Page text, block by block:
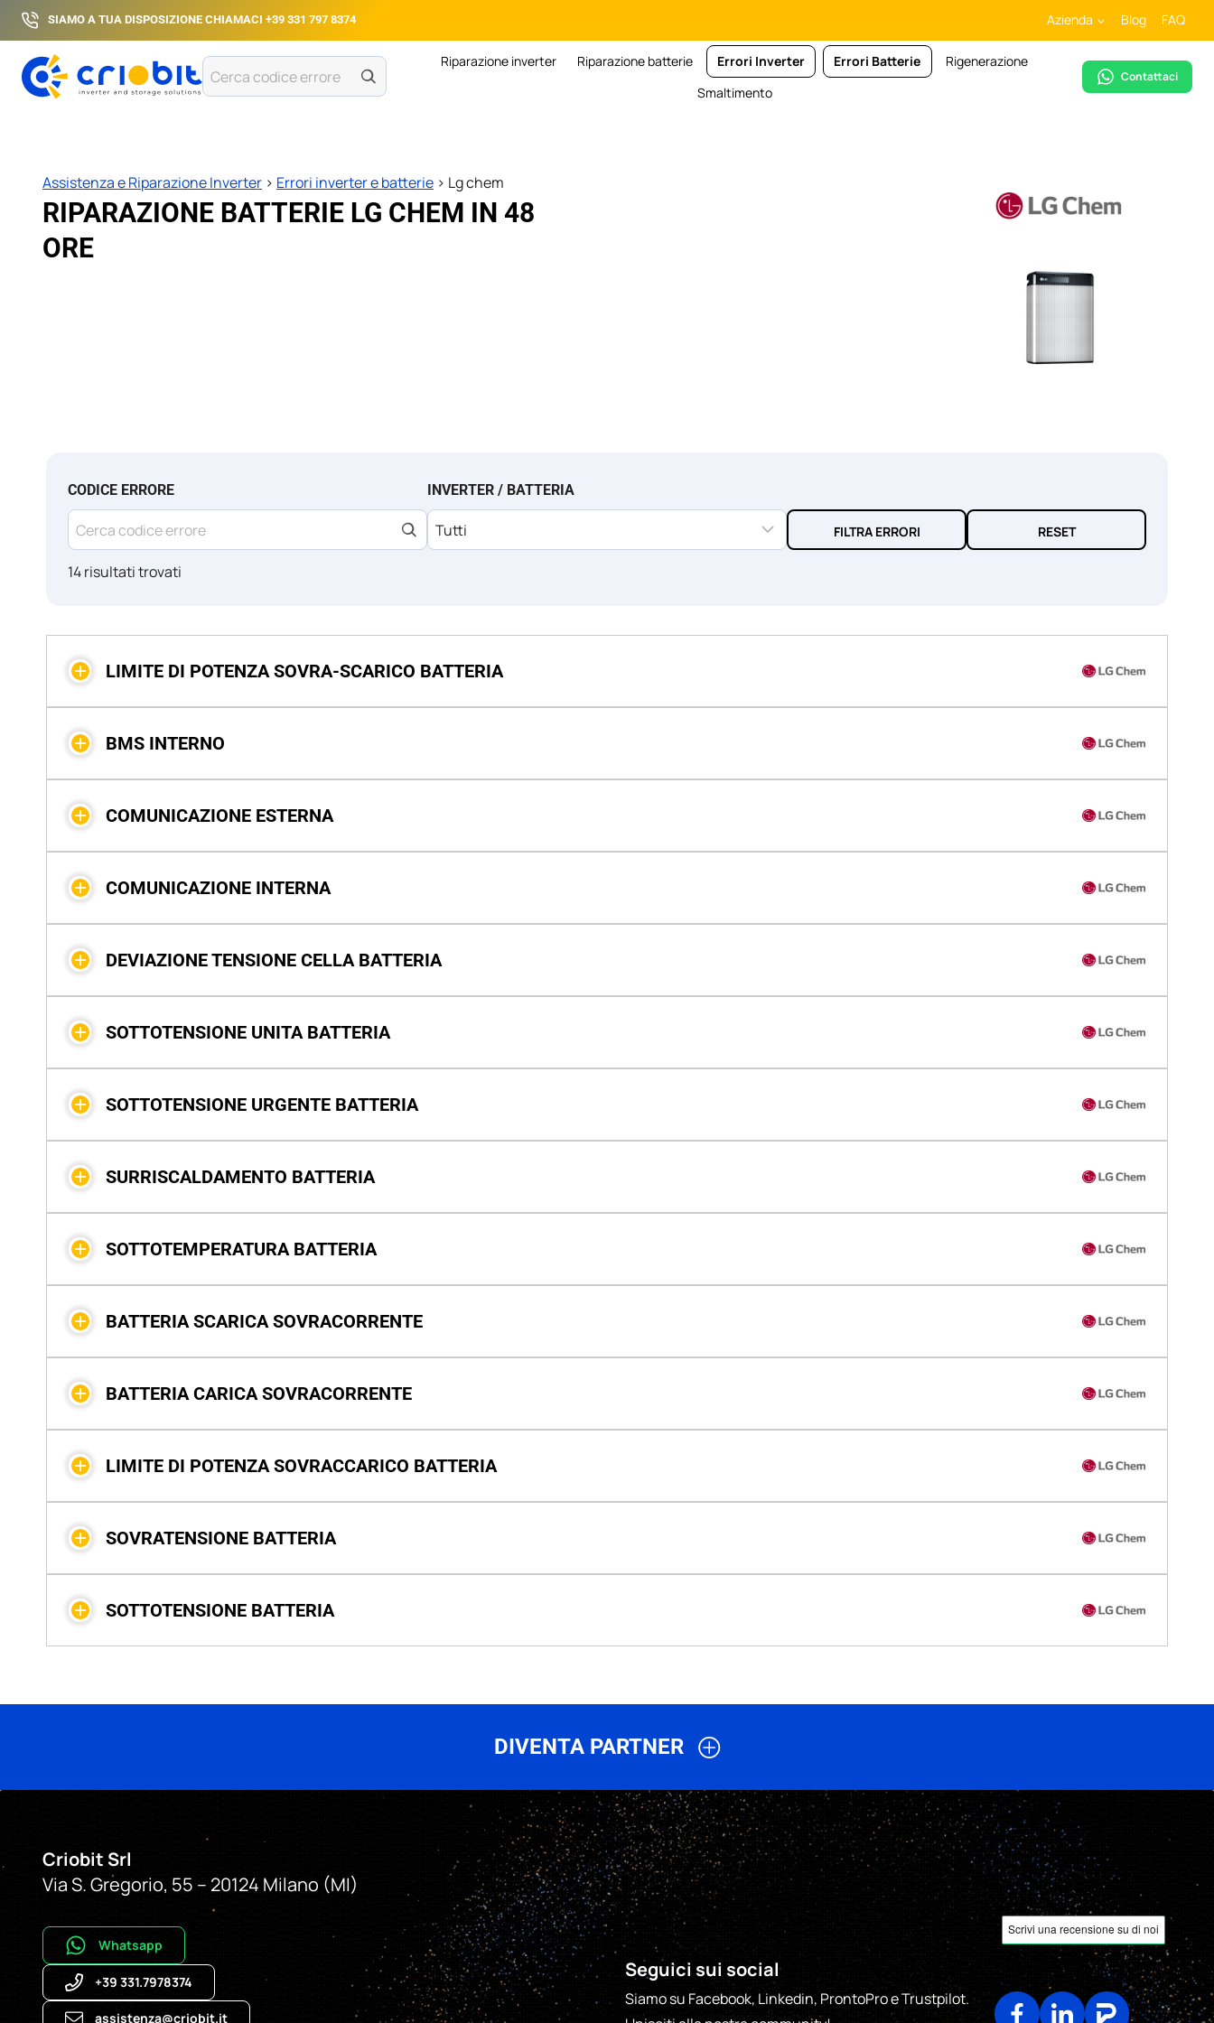
Salta
al
contenuto
SIAMO A TUA DISPOSIZIONE CHIAMACI+39 331 797 8374 Azienda Blog FAQ
Cerca
codice
Riparazione inverter Riparazione batterie Errori Inverter Errori Batterie
Rigenerazione
Smaltimento
Contattaci
Assistenza e Riparazione Inverter > Errori inverter e batterie > Lg chem
RIPARAZIONE BATTERIE LG CHEM IN 48
ORE
CODICE ERRORE INVERTER / BATTERIA
14 risultati trovati
LIMITE DI POTENZA SOVRA-SCARICO BATTERIA
BMS INTERNO
COMUNICAZIONE ESTERNA
COMUNICAZIONE INTERNA
DEVIAZIONE TENSIONE CELLA BATTERIA
SOTTOTENSIONE UNITA BATTERIA
SOTTOTENSIONE URGENTE BATTERIA
SURRISCALDAMENTO BATTERIA
SOTTOTEMPERATURA BATTERIA
BATTERIA SCARICA SOVRACORRENTE
BATTERIA CARICA SOVRACORRENTE
LIMITE DI POTENZA SOVRACCARICO BATTERIA
SOVRATENSIONE BATTERIA
SOTTOTENSIONE BATTERIA
DIVENTA PARTNER
Sempre più installatori, agenti e professionisti del settore delle energie rinnovabili scelgono di diventare
partner Criobit
, offrendo un servizio di riparazione di inverter fotovoltaici e batterie di alta qualità.
I partner ottengono vantaggi esclusivi nella loro zona, come l’acquisizione di nuovi clienti e la gestione
completa di servizi tecnici e amministrativi.
Se sei interessato, compila il form e unisciti al nostro network!
Criobit Srl
Via S. Gregorio, 55 – 20124 Milano (MI)
Whatsapp
+39 331.7978374
assistenza@criobit.it
Seguici sui social
Siamo su Facebook, Linkedin, ProntoPro e Trustpilot.